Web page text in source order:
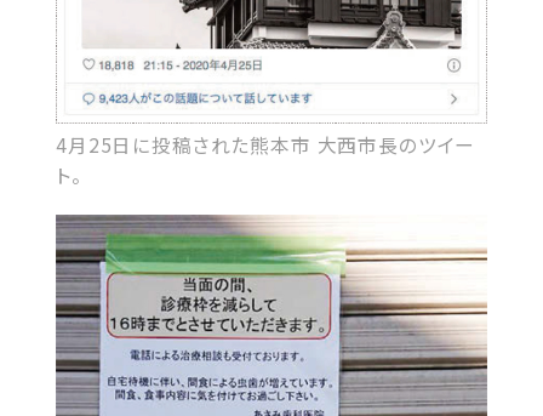
4月25日に投稿された熊本市 大西市長のツイー
ト。